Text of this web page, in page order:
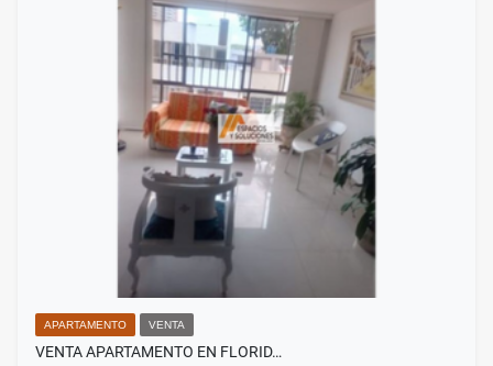
APARTAMENTO VENTA
VENTA APARTAMENTO EN FLORID…